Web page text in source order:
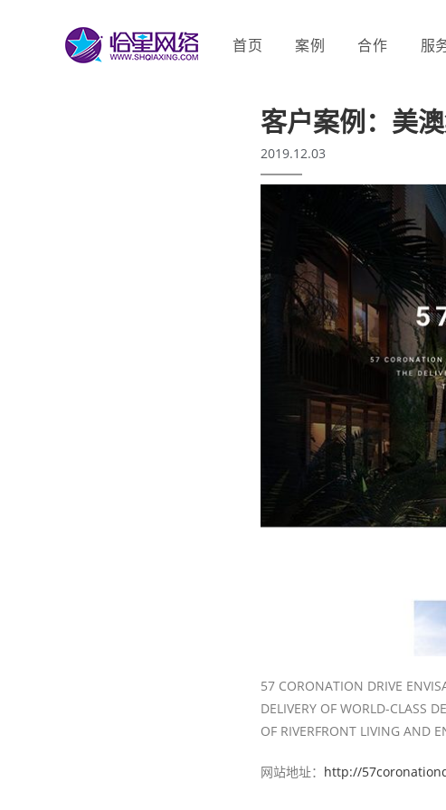
首页 案例 合作 服
客户案例：美
2019.12.03
57 CORONATION DRIVE
DELIVERY OF WORLD-CLASS
OF RIVERFRONT LIVING AND
网站地址： http://